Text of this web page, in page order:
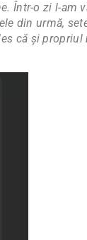
Într-o zi l-
din urmă,
că și